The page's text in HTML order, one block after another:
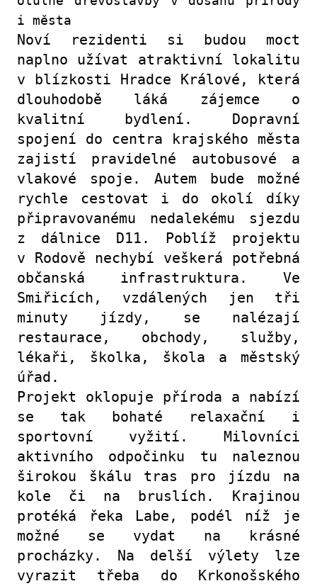
i města
Noví rezidenti si budou moct
naplno užívat atraktivní lokalitu
v blízkosti Hradce Králové, která
dlouhodobě láká zájemce o
kvalitní bydlení. Dopravní
spojení do centra krajského města
zajistí pravidelné autobusové a
vlakové spoje. Autem bude možné
rychle cestovat i do okolí díky
připravovanému nedalekému sjezdu
z dálnice D11. Poblíž projektu
v Rodově nechybí veškerá potřebná
občanská infrastruktura. Ve
Smiřicích, vzdálených jen tři
minuty jízdy, se nalézají
restaurace, obchody, služby,
lékaři, školka, škola a městský
úřad.
Projekt oklopuje příroda a nabízí
se tak bohaté relaxační i
sportovní vyžití. Milovníci
aktivního odpočinku tu naleznou
širokou škálu tras pro jízdu na
kole či na bruslích. Krajinou
protéká řeka Labe, podél níž je
možné se vydat na krásné
procházky. Na delší výlety lze
vyrazit třeba do Krkonošského